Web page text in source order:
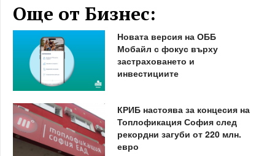
Още от Бизнес:
Новата версия на ОББ
Мобайл с фокус върху
застраховането и
инвестициите
КРИБ настоява за концесия на
Топлофикация София след
рекордни загуби от 220 млн.
евро